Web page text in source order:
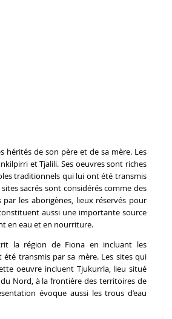
hérités de son père et de sa mère. Les
et Tjalili. Ses oeuvres sont riches
traditionnels qui lui ont été transmis
sites sacrés sont considérés comme des
les aborigènes, lieux réservés pour
aussi une importante source
en eau et en nourriture.
la région de Fiona en incluant les
été transmis par sa mère. Les sites qui
oeuvre incluent Tjukurrla, lieu situé
Nord, à la frontière des territoires de
évoque aussi les trous d’eau